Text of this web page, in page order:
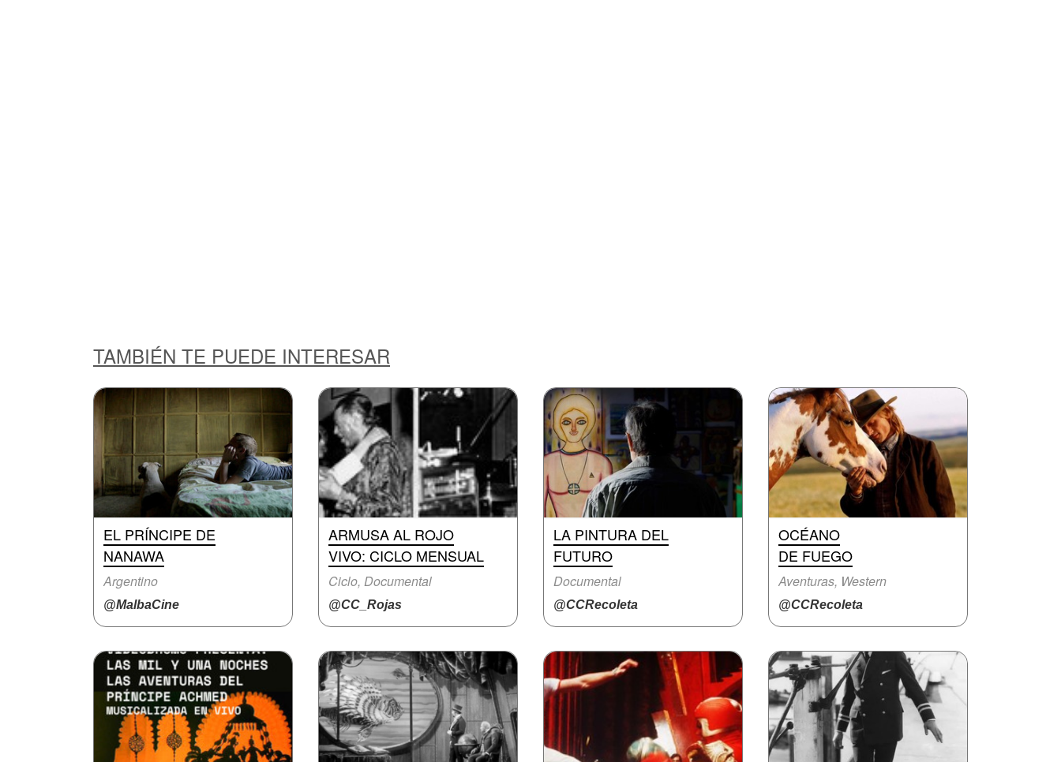
TAMBIÉN TE PUEDE INTERESAR
EL PRÍNCIPE DE
NANAWA
Argentino
@MalbaCine
ARMUSA AL ROJO
VIVO: CICLO MENSUAL
Ciclo, Documental
@CC_Rojas
LA PINTURA DEL
FUTURO
Documental
@CCRecoleta
OCÉANO
DE FUEGO
Aventuras, Western
@CCRecoleta